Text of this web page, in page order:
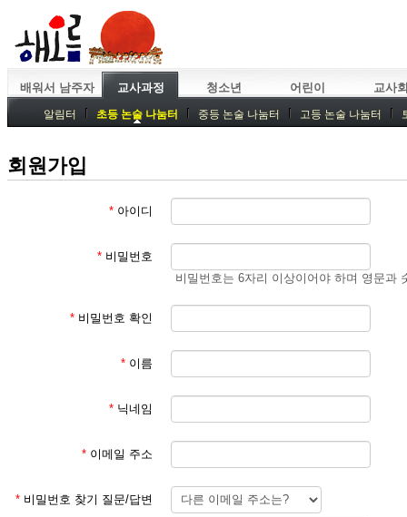
배워서 남주자 교사과정 청소년 어린이 교사
알림터 초등 논술 나눔터 중등 논술 나눔터 고등 논술 나눔터
회원가입
* 아이디
* 비밀번호
비밀번호는 6자리 이상이어야 하며 영문과
* 비밀번호 확인
* 이름
* 닉네임
* 이메일 주소
* 비밀번호 찾기 질문/답변